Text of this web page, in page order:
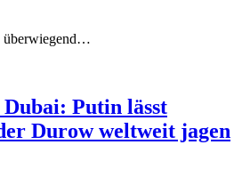
überwiegend…
Dubai: Putin lässt
Durow weltweit jagen